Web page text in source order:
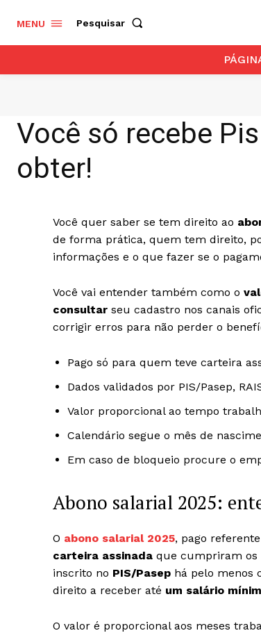
MENU Pesquisar
Você só recebe
obter!
Você quer saber se tem direito ao
de forma prática, quem tem direito,
informações e o que fazer se o
Você vai entender também como o
consultar seu cadastro nos canais
corrigir erros para não perder o
Pago só para quem teve carteira
Dados validados por PIS/Pasep,
Valor proporcional ao tempo
Calendário segue o mês de
Em caso de bloqueio procure o
Abono salarial 2025:
O abono salarial 2025, pago
carteira assinada que cumpriram os
inscrito no PIS/Pasep há pelo menos
direito a receber até um salário
O valor é proporcional aos meses